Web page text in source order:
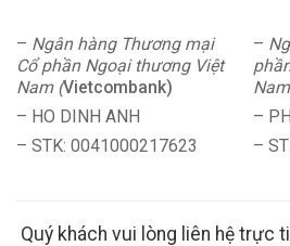
– Ngân hàng Thương mại
Cổ phần Ngoại thương Việt
Nam (Vietcombank)
– HO DINH ANH
– STK: 0041000217623
–
–
–
Quý khách vui lòng liên hệ trực